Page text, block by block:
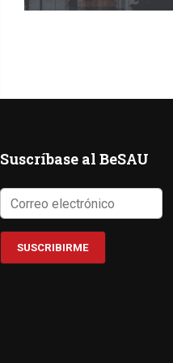
Suscríbase al BeSAU